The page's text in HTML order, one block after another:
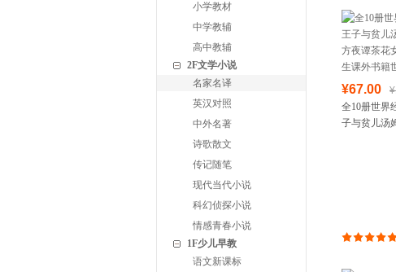
小学教材
中学教辅
高中教辅
2F文学小说
名家名译
英汉对照
中外名著
诗歌散文
传记随笔
现代当代小说
科幻侦探小说
情感青春小说
1F少儿早教
语文新课标
¥67.00
全10册世界
子与贫儿汤